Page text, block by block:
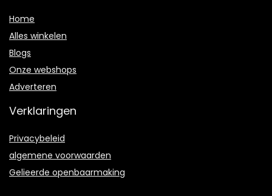
Home
Alles winkelen
Blogs
Onze webshops
Adverteren
Verklaringen
Privacybeleid
algemene voorwaarden
Gelieerde openbaarmaking